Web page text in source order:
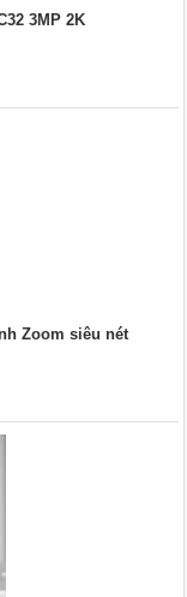
3MP 2K
Zoom siêu nét